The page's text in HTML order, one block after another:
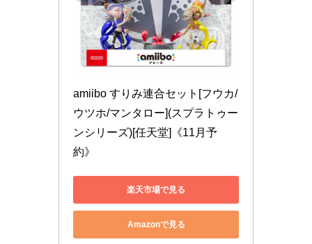
amiibo すりみ連合セット[フウカ/
ウツホ/マンタロー](スプラトゥー
ンシリーズ)[任天堂]《11月予
約》
楽天市場で見る
Amazonで見る